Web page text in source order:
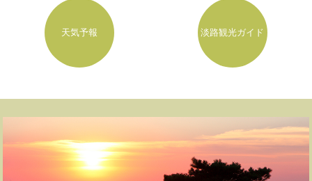
天気予報 淡路観光ガイド